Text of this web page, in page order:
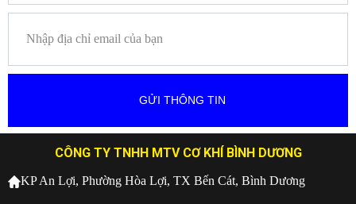
CÔNG TY TNHH MTV CƠ KHÍ BÌNH DƯƠNG
KP An Lợi, Phường Hòa Lợi, TX Bến Cát, Bình Dương